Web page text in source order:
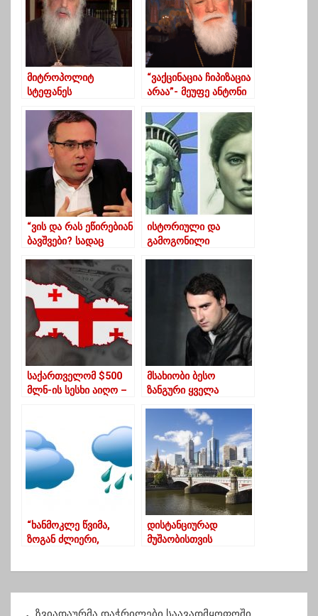
მიტროპოლიტ
სტეფანეს
დაუდასტურდა
“ვაქცინაცია ჩიპიზაცია
არაა”- მეუფე ანტონი
“ვის და რას ეწირებიან
ბავშვები? სადაც
არავინ დაუჭერს
უკანასკნელ წამს!”
ისტორიული და
გამოგონილი
გამოსახულებები
საქართველომ $500
მლნ-ის სესხი აიღო –
მსახიობი ბესო
ზანგური ყველა
მოხსნილია
“ხანმოკლე წვიმა,
ზოგან ძლიერი,
ივლისს
დისტანციურად
მუშაობისთვის